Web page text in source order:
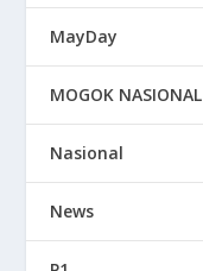
MayDay
MOGOK NASIONAL
Nasional
News